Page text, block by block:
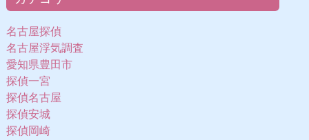
名古屋探偵
名古屋浮気調査
愛知県豊田市
探偵一宮
探偵名古屋
探偵安城
探偵岡崎